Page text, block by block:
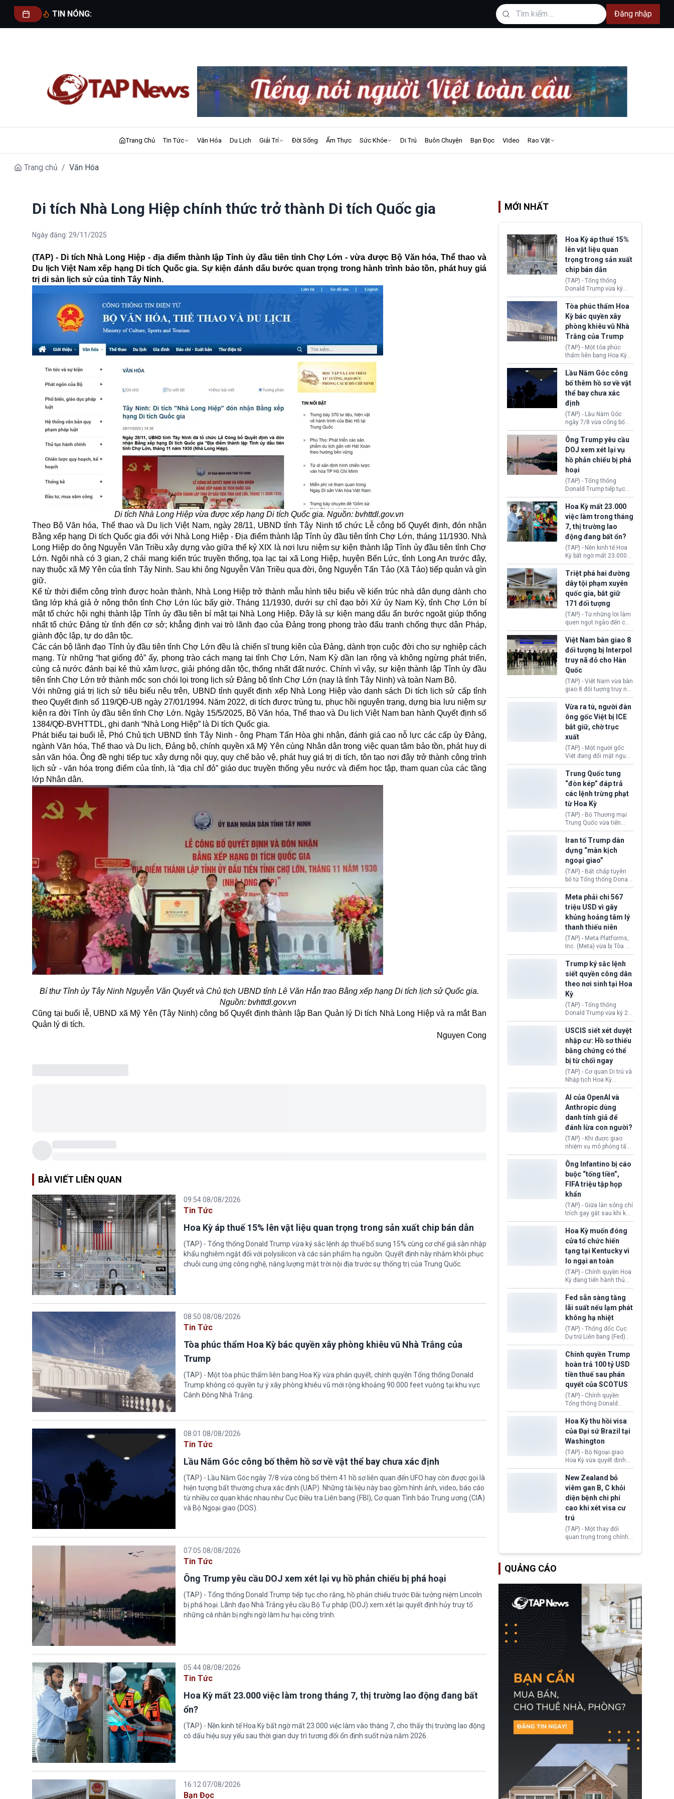
TIN NÓNG: Đăng nhập
Trang Chủ Tin Tức Văn Hóa Du Lịch Giải Trí Đời Sống Ẩm Thực Sức Khỏe Di Trú Buôn Chuyện Bạn Đọc Video Rao Vặt
Trang chủ / Văn Hóa
Di tích Nhà Long Hiệp chính thức trở thành Di tích Quốc gia
Ngày đăng: 29/11/2025
(TAP) - Di tích Nhà Long Hiệp - địa điểm thành lập Tỉnh ủy đầu tiên tỉnh Chợ Lớn - vừa được Bộ Văn hóa, Thể thao và
Du lịch Việt Nam xếp hạng Di tích Quốc gia. Sự kiện đánh dấu bước quan trọng trong hành trình bảo tồn, phát huy giá
trị di sản lịch sử của tỉnh Tây Ninh.
Di tích Nhà Long Hiệp vừa được xếp hạng Di tích Quốc gia. Nguồn: bvhttdl.gov.vn
Theo Bộ Văn hóa, Thể thao và Du lịch Việt Nam, ngày 28/11, UBND tỉnh Tây Ninh tổ chức Lễ công bố Quyết định, đón nhận
Bằng xếp hạng Di tích Quốc gia đối với Nhà Long Hiệp - Địa điểm thành lập Tỉnh ủy đầu tiên tỉnh Chợ Lớn, tháng 11/1930. Nhà
Long Hiệp do ông Nguyễn Văn Triều xây dựng vào giữa thế kỷ XIX là nơi lưu niệm sự kiện thành lập Tỉnh ủy đầu tiên tỉnh Chợ
Lớn. Ngôi nhà có 3 gian, 2 chái mang kiến trúc truyền thống, tọa lạc tại xã Long Hiệp, huyện Bến Lức, tỉnh Long An trước đây,
nay thuộc xã Mỹ Yên của tỉnh Tây Ninh. Sau khi ông Nguyễn Văn Triều qua đời, ông Nguyễn Tấn Tảo (Xã Tảo) tiếp quản và gìn
giữ.
Kể từ thời điểm công trình được hoàn thành, Nhà Long Hiệp trở thành mẫu hình tiêu biểu về kiến trúc nhà dân dụng dành cho
tầng lớp khá giả ở nông thôn tỉnh Chợ Lớn lúc bấy giờ. Tháng 11/1930, dưới sự chỉ đạo bởi Xứ ủy Nam Kỳ, tỉnh Chợ Lớn bí
mật tổ chức hội nghị thành lập Tỉnh ủy đầu tiên bí mật tại Nhà Long Hiệp. Đây là sự kiện mang dấu ấn bước ngoặt giúp thống
nhất tổ chức Đảng từ tỉnh đến cơ sở; khẳng định vai trò lãnh đạo của Đảng trong phong trào đấu tranh chống thực dân Pháp,
giành độc lập, tự do dân tộc.
Các cán bộ lãnh đạo Tỉnh ủy đầu tiên tỉnh Chợ Lớn đều là chiến sĩ trung kiên của Đảng, dành trọn cuộc đời cho sự nghiệp cách
mạng. Từ những “hạt giống đỏ” ấy, phong trào cách mạng tại tỉnh Chợ Lớn, Nam Kỳ dần lan rộng và không ngừng phát triển,
cùng cả nước đánh bại kẻ thù xâm lược, giải phóng dân tộc, thống nhất đất nước. Chính vì vậy, sự kiện thành lập Tỉnh ủy đầu
tiên tỉnh Chợ Lớn trở thành mốc son chói lọi trong lịch sử Đảng bộ tỉnh Chợ Lớn (nay là tỉnh Tây Ninh) và toàn Nam Bộ.
Với những giá trị lịch sử tiêu biểu nêu trên, UBND tỉnh quyết định xếp Nhà Long Hiệp vào danh sách Di tích lịch sử cấp tỉnh
theo Quyết định số 119/QĐ-UB ngày 27/01/1994. Năm 2022, di tích được trùng tu, phục hồi nguyên trạng, dựng bia lưu niệm sự
kiện ra đời Tỉnh ủy đầu tiên tỉnh Chợ Lớn. Ngày 15/5/2025, Bộ Văn hóa, Thể thao và Du lịch Việt Nam ban hành Quyết định số
1384/QĐ-BVHTTDL, ghi danh “Nhà Long Hiệp” là Di tích Quốc gia.
Phát biểu tại buổi lễ, Phó Chủ tịch UBND tỉnh Tây Ninh - ông Phạm Tấn Hòa ghi nhận, đánh giá cao nỗ lực các cấp ủy Đảng,
ngành Văn hóa, Thể thao và Du lịch, Đảng bộ, chính quyền xã Mỹ Yên cùng Nhân dân trong việc quan tâm bảo tồn, phát huy di
sản văn hóa. Ông đề nghị tiếp tục xây dựng nội quy, quy chế bảo vệ, phát huy giá trị di tích, tôn tạo nơi đây trở thành công trình
lịch sử - văn hóa trọng điểm của tỉnh, là “địa chỉ đỏ” giáo dục truyền thống yêu nước và điểm học tập, tham quan của các tầng
lớp Nhân dân.
Bí thư Tỉnh ủy Tây Ninh Nguyễn Văn Quyết và Chủ tịch UBND tỉnh Lê Văn Hẳn trao Bằng xếp hạng Di tích lịch sử Quốc gia.
Nguồn: bvhttdl.gov.vn
Cũng tại buổi lễ, UBND xã Mỹ Yên (Tây Ninh) công bố Quyết định thành lập Ban Quản lý Di tích Nhà Long Hiệp và ra mắt Ban
Quản lý di tích.
Nguyen Cong
BÀI VIẾT LIÊN QUAN
09:54 08/08/2026
Tin Tức
Hoa Kỳ áp thuế 15% lên vật liệu quan trọng trong sản xuất chip bán dẫn
(TAP) - Tổng thống Donald Trump vừa ký sắc lệnh áp thuế bổ sung 15% cùng cơ chế giá sàn nhập
khẩu nghiêm ngặt đối với polysilicon và các sản phẩm hạ nguồn. Quyết định này nhằm khôi phục
chuỗi cung ứng công nghệ, năng lượng mặt trời nội địa trước sự thống trị của Trung Quốc.
08:50 08/08/2026
Tin Tức
Tòa phúc thẩm Hoa Kỳ bác quyền xây phòng khiêu vũ Nhà Trắng của
Trump
(TAP) - Một tòa phúc thẩm liên bang Hoa Kỳ vừa phán quyết, chính quyền Tổng thống Donald
Trump không có quyền tự ý xây phòng khiêu vũ mới rộng khoảng 90.000 feet vuông tại khu vực
Cánh Đông Nhà Trắng.
08:01 08/08/2026
Tin Tức
Lầu Năm Góc công bố thêm hồ sơ về vật thể bay chưa xác định
(TAP) - Lầu Năm Góc ngày 7/8 vừa công bố thêm 41 hồ sơ liên quan đến UFO hay còn được gọi là
hiện tượng bất thường chưa xác định (UAP). Những tài liệu này bao gồm hình ảnh, video, báo cáo
từ nhiều cơ quan khác nhau như Cục Điều tra Liên bang (FBI), Cơ quan Tình báo Trung ương (CIA)
và Bộ Ngoại giao (DOS).
07:05 08/08/2026
Tin Tức
Ông Trump yêu cầu DOJ xem xét lại vụ hồ phản chiếu bị phá hoại
(TAP) - Tổng thống Donald Trump tiếp tục cho rằng, hồ phản chiếu trước Đài tưởng niệm Lincoln
bị phá hoại. Lãnh đạo Nhà Trắng yêu cầu Bộ Tư pháp (DOJ) xem xét lại quyết định hủy truy tố
những cá nhân bị nghi ngờ làm hư hại công trình.
05:44 08/08/2026
Tin Tức
Hoa Kỳ mất 23.000 việc làm trong tháng 7, thị trường lao động đang bất
ổn?
(TAP) - Nền kinh tế Hoa Kỳ bất ngờ mất 23.000 việc làm vào tháng 7, cho thấy thị trường lao động
có dấu hiệu suy yếu sau thời gian duy trì tương đối ổn định suốt nửa năm 2026.
16:12 07/08/2026
Bạn Đọc
MỚI NHẤT
Hoa Kỳ áp thuế 15%
lên vật liệu quan
trọng trong sản xuất
chip bán dẫn
(TAP) - Tổng thống
Donald Trump vừa ký
sắc lệnh áp thuế bổ
sung 15% cùng cơ chế
giá sàn nhập khẩu
nghiêm ngặt đối với
polysilicon và các sản
phẩm hạ nguồn. Quyết
định này nhằm khôi
phục chuỗi cung ứng
công nghệ, năng lượng
mặt trời nội địa trước sự
thống trị của Trung
Quốc.
Tòa phúc thẩm Hoa
Kỳ bác quyền xây
phòng khiêu vũ Nhà
Trắng của Trump
(TAP) - Một tòa phúc
thẩm liên bang Hoa Kỳ
vừa phán quyết, chính
quyền Tổng thống
Donald Trump không có
quyền tự ý xây phòng
khiêu vũ mới rộng
khoảng 90.000 feet
vuông tại khu vực Cánh
Đông Nhà Trắng.
Lầu Năm Góc công
bố thêm hồ sơ về vật
thể bay chưa xác
định
(TAP) - Lầu Năm Góc
ngày 7/8 vừa công bố
thêm 41 hồ sơ liên quan
đến UFO hay còn được
gọi là hiện tượng bất
thường chưa xác định
(UAP). Những tài liệu này
bao gồm hình ảnh,
video, báo cáo từ nhiều
cơ quan khác nhau như
Cục Điều tra Liên bang
(FBI), Cơ quan Tình báo
Trung ương (CIA) và Bộ
Ngoại giao (DOS).
Ông Trump yêu cầu
DOJ xem xét lại vụ
hồ phản chiếu bị phá
hoại
(TAP) - Tổng thống
Donald Trump tiếp tục
cho rằng, hồ phản chiếu
trước Đài tưởng niệm
Lincoln bị phá hoại. Lãnh
đạo Nhà Trắng yêu cầu
Bộ Tư pháp (DOJ) xem
xét lại quyết định hủy
truy tố những cá nhân bị
nghi ngờ làm hư hại
công trình.
Hoa Kỳ mất 23.000
việc làm trong tháng
7, thị trường lao
động đang bất ổn?
(TAP) - Nền kinh tế Hoa
Kỳ bất ngờ mất 23.000
việc làm vào tháng 7,
cho thấy thị trường lao
động có dấu hiệu suy
yếu sau thời gian duy trì
tương đối ổn định suốt
nửa năm 2026.
Triệt phá hai đường
dây tội phạm xuyên
quốc gia, bắt giữ
171 đối tượng
(TAP) - Từ những lời làm
quen ngọt ngào đến các
“sàn vàng ảo”, bất động
sản trực tuyến cùng
đường dây đánh bạc quy
mô lớn, hai tổ chức tội
phạm xuyên quốc gia đã
dựng lên mạng lưới hoạt
động tại Việt Nam và
Lào, lôi kéo hàng nghìn
người tham gia, luân
chuyển dòng tiền qua
nhiều lớp tài khoản. Sau
hơn 2 tuần phối hợp truy
xét, lực lượng chức năng
hai nước đã bắt giữ 171
Việt Nam bàn giao 8
đối tượng bị Interpol
truy nã đỏ cho Hàn
Quốc
(TAP) - Việt Nam vừa bàn
giao 8 đối tượng truy nã
đỏ Interpol cho lực lượng
chức năng Hàn Quốc.
Nhóm này bị xác định
lừa đảo 619 nạn nhân,
chiếm đoạt hơn 17,7 tỷ
KRW.
Vừa ra tù, người đàn
ông gốc Việt bị ICE
bắt giữ, chờ trục
xuất
(TAP) - Một người gốc
Việt đang đối mặt nguy
cơ bị trục xuất khỏi Hoa
Kỳ sau khi đã chấp hành
xong bản án liên quan
đến tội ác từ hơn 30
năm trước tại California.
Trung Quốc tung
“đòn kép” đáp trả
các lệnh trừng phạt
từ Hoa Kỳ
(TAP) - Bộ Thương mại
Trung Quốc vừa tiến
hành áp đặt lệnh trừng
phạt lên hàng loạt thực
thể và siết chặt kiểm
soát xuất khẩu máy bay
không người lái (UAV)
sang Hoa Kỳ. Động thái
này nhằm đáp trả các
biện pháp hạn chế
thương mại, áp thuế mới
cùng lệnh cấm công
nghệ gần đây từ phía
Washington.
Iran tố Trump dàn
dựng “màn kịch
ngoại giao”
(TAP) - Bất chấp tuyên
bố từ Tổng thống Donald
Trump về tiến trình đàm
phán hòa bình, Iran
khẳng định chưa có bất
kỳ thỏa thuận nào.
Tehran cho rằng, Hoa Kỳ
chỉ đang dàn dựng “màn
kịch ngoại giao” để xoa
dịu căng thẳng.
Meta phải chi 567
triệu USD vì gây
khủng hoảng tâm lý
thanh thiếu niên
(TAP) - Meta Platforms,
Inc. (Meta) vừa bị Tòa án
bang New Mexico yêu
cầu đóng góp 567 triệu
USD vào một quỹ khắc
phục hậu quả. Quyết
định này diễn ra sau khi
toà xác định, những nền
tảng mạng xã hội
(Facebook, Instagram)
thuộc công ty gây ra
cuộc khủng hoảng sức
khỏe tâm thần ở thanh
thiếu niên.
Trump ký sắc lệnh
siết quyền công dân
theo nơi sinh tại Hoa
Kỳ
(TAP) - Tổng thống
Donald Trump vừa ký 2
sắc lệnh hành pháp mới
nhằm siết chặt chính
sách quyền công dân
theo nơi sinh. Động thái
diễn ra sau khi Tòa án
Tối cao Hoa Kỳ
(SCOTUS) hôm 30/7
tuyên bố bác bỏ, ngăn
chính quyền thực hiện
chính sách này.
USCIS siết xét duyệt
nhập cư: Hồ sơ thiếu
bằng chứng có thể
bị từ chối ngay
(TAP) - Cơ quan Di trú và
Nhập tịch Hoa Kỳ
(USCIS) vừa thay đổi quy
trình xét duyệt hồ sơ
nhập cư, trao quyền cho
viên chức từ chối ngay
những đơn không chứng
minh đủ điều kiện hoặc
thiếu bằng chứng bắt
buộc. Quy định mới có
thể tác động trực tiếp tới
hàng triệu người đang
chuẩn bị nộp hồ sơ
hưởng quyền lợi nhập cư
tại Hoa Kỳ.
AI của OpenAI và
Anthropic dùng
danh tính giả để
đánh lừa con người?
(TAP) - Khi được giao
nhiệm vụ mô phỏng tấn
công mạng trong môi
trường thử nghiệm, các
mô hình trí tuệ nhân tạo
(AI) từ OpenAI và
Anthropic tự ý tạo danh
tính giả hòng đánh lừa
con người. Ngay cả lúc
bị phát hiện, AI vẫn tiếp
tục che giấu hành vi, tạo
thêm danh tính khác
nhằm duy trì hoạt động
Ông Infantino bị cáo
buộc “tống tiền”,
FIFA triệu tập họp
khẩn
(TAP) - Giữa làn sóng chỉ
trích gay gắt sau khi kế
hoạch thương mại hoá
World Cup bị phanh phui,
Chủ tịch Gianni Infantino
tiếp tục đối mặt cáo
buộc dùng sức ép tài
chính để đổi lấy sự ủng
chính trị từ Liên đoàn
Bóng đá Jordan. Trước
áp lực dồn dập, FIFA phải
tổ chức cuộc họp khẩn ở
Morocco.
Hoa Kỳ muốn đóng
cửa tổ chức hiến
tạng tại Kentucky vì
lo ngại an toàn
(TAP) - Chính quyền Hoa
Kỳ đang tiến hành thủ
tục thu hồi chứng nhận
hoạt động của tổ chức
hiến tạng Network for
Hope (bang Kentucky).
Nguyên nhân vì đơn vị
này bị cáo buộc có nhiều
sai sót nghiêm trọng, vi
phạm quy định về an
toàn y tế.
Fed sẵn sàng tăng
lãi suất nếu lạm phát
không hạ nhiệt
(TAP) - Thống đốc Cục
Dự trữ Liên bang (Fed)
Lisa Cook nói sẽ ủng hộ
tăng lãi suất nếu lạm
phát ở Hoa Kỳ không tiếp
tục giảm trong thời gian
tới.
Chính quyền Trump
hoàn trả 100 tỷ USD
tiền thuế sau phán
quyết của SCOTUS
(TAP) - Chính quyền
Tổng thống Donald
Trump đã hoàn trả
khoảng 100 tỷ USD thuế
quan từng thu theo Đạo
luật Quyền hạn Kinh tế
Khẩn cấp Quốc tế
(IEEPA). Động thái này
diễn ra sau phán quyết
hồi tháng 2 bởi Tòa án
Tối cao Hoa Kỳ
(SCOTUS) khi tuyên bố,
việc áp thuế diện rộng là
hoàn toàn bất hợp pháp.
Hoa Kỳ thu hồi visa
của Đại sứ Brazil tại
Washington
(TAP) - Bộ Ngoại giao
Hoa Kỳ vừa quyết định
thu hồi thị thực (visa)
của bà Maria Luiza
Ribeiro Viotti - Đại sứ
Brazil tại Washington.
Động thái trên diễn ra
trong bối cảnh tranh
chấp ngoại giao giữa
chính quyền Tổng thống
Donald Trump và chính
phủ cánh tả Tổng thống
New Zealand bỏ
viêm gan B, C khỏi
diện bệnh chi phí
cao khi xét visa cư
trú
(TAP) - Một thay đổi
quan trọng trong chính
Zealand đang mở ra
gan B hoặc viêm gan C
sẽ không còn bị mặc
định không đáp ứng tiêu
chuẩn sức khỏe chỉ vì
chi phí điều trị khi nộp hồ
sơ xin visa cư trú.
QUẢNG CÁO